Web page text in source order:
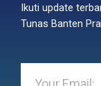
Ikuti update
Tunas Banten